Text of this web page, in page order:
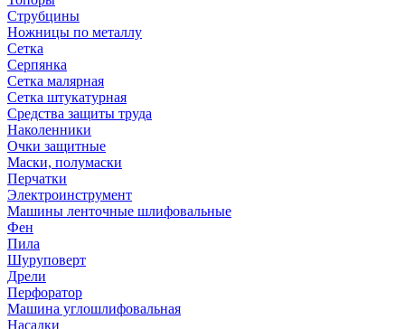
Струбцины
Ножницы по металлу
Сетка
Серпянка
Сетка малярная
Сетка штукатурная
Средства защиты труда
Наколенники
Очки защитные
Маски, полумаски
Перчатки
Электроинструмент
Машины ленточные шлифовальные
Фен
Пила
Шуруповерт
Дрели
Перфоратор
Машина углошлифовальная
Насадки